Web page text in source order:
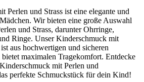
Perlen und Strass ist eine elegante und
Wir bieten eine große Auswahl
und Strass, darunter Ohrringe,
Ringe. Unser Kinderschmuck mit
aus hochwertigen und sicheren
maximalen Tragekomfort. Entdecke
mit Perlen und
perfekte Schmuckstück für dein Kind!